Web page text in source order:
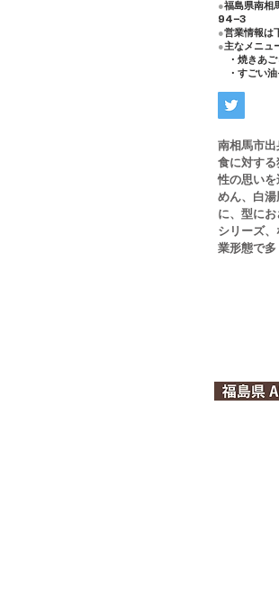
●福島県南相
94−3
●営業情報は
●主なメニュ
・焼きあご
・すごい油
南相馬市出
食に対す
性の思い
めん、白
に、型にお
シリーズ
業形態で多